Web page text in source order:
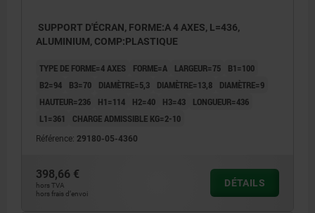
SUPPORT D'ÉCRAN, FORME:A 4 AXES, L=436,
ALUMINIUM, COMP:PLASTIQUE
TYPE DE FORME=4 AXES FORME=A LARGEUR=75
B1=100
B2=94
B3=70 DIAMÈTRE=5,3 DIAMÈTRE=13,8
DIAMÈTRE=9
HAUTEUR=236
H1=114 H2=40 H3=43
LONGUEUR=436
L1=361
CHARGE ADMISSIBLE KG=2-10
Référence: 29180-05-4360
398,66 €
hors TVA
hors frais d’envoi
DÉTAILS